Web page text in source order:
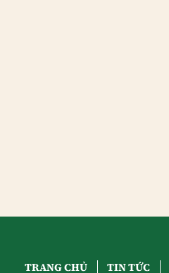
TRANG CHỦ TIN TỨC